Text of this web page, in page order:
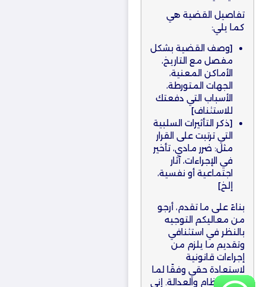
تفاصيل القضية هي
كما يلي:
[وصف القضية بشكل
مفصل مع التاريخ،
الأماكن المعنية،
الجهات المتورطة،
الأسباب التي دفعتك
للاستئناف]
[ذكر التأثيرات السلبية
التي ترتبت على القرار
مثل: ضرر مادي، تأخير
في الإجراءات، آثار
اجتماعية أو نفسية،
إلخ]
بناءً على ما تقدم، أرجو
من معاليكم التوجيه
بالنظر في استئنافي
وتقديم ما يلزم من
إجراءات قانونية
لاستعادة حقي وفقًا لما
يقره النظام والعدالة. إني